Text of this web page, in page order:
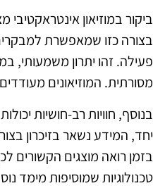
ביקור במוזיאון
בצורה כזו שמאפשרת
פעילה. זהו יתרון משמעותי,
מסורתית. המוזיאונים
בנוסף, חוויות רב-חושיות
יחד, המידע נשאר בזיכרון
בזמן רואה מוצגים הקשורים
טכנולוגיות שמוסיפות מימד